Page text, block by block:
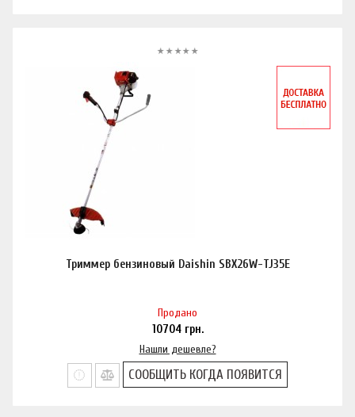
Триммер бензиновый Daishin SBX26W-TJ35E
Продано
10704грн.
Нашли дешевле?
СООБЩИТЬ КОГДА ПОЯВИТСЯ